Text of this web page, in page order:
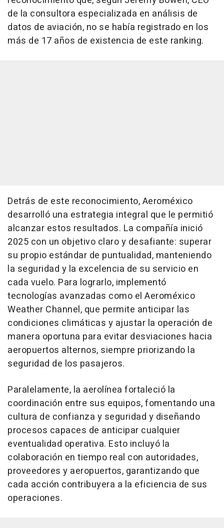
de la consultora especializada en análisis de
datos de aviación, no se había registrado en los
más de 17 años de existencia de este ranking.
Detrás de este reconocimiento, Aeroméxico
desarrolló una estrategia integral que le permitió
alcanzar estos resultados. La compañía inició
2025 con un objetivo claro y desafiante: superar
su propio estándar de puntualidad, manteniendo
la seguridad y la excelencia de su servicio en
cada vuelo. Para lograrlo, implementó
tecnologías avanzadas como el Aeroméxico
Weather Channel, que permite anticipar las
condiciones climáticas y ajustar la operación de
manera oportuna para evitar desviaciones hacia
aeropuertos alternos, siempre priorizando la
seguridad de los pasajeros.
Paralelamente, la aerolínea fortaleció la
coordinación entre sus equipos, fomentando una
cultura de confianza y seguridad y diseñando
procesos capaces de anticipar cualquier
eventualidad operativa. Esto incluyó la
colaboración en tiempo real con autoridades,
proveedores y aeropuertos, garantizando que
cada acción contribuyera a la eficiencia de sus
operaciones.